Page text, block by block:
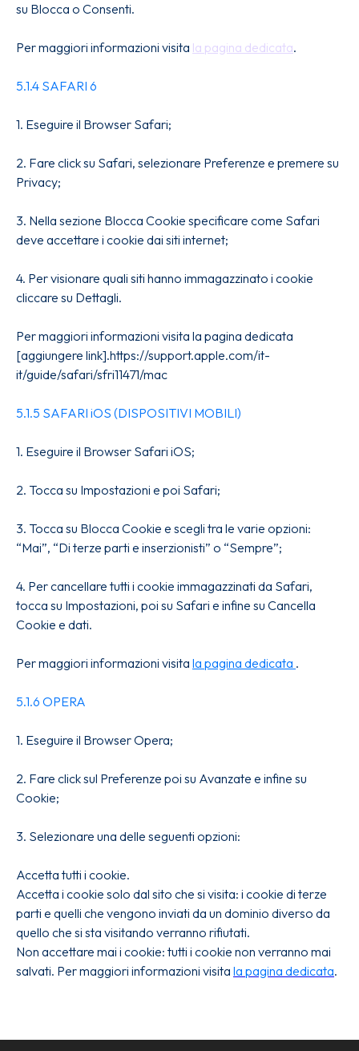
su Blocca o Consenti.
Per maggiori informazioni visita la pagina dedicata.
5.1.4 SAFARI 6
1. Eseguire il Browser Safari;
2. Fare click su Safari, selezionare Preferenze e premere su
Privacy;
3. Nella sezione Blocca Cookie specificare come Safari
deve accettare i cookie dai siti internet;
4. Per visionare quali siti hanno immagazzinato i cookie
cliccare su Dettagli.
Per maggiori informazioni visita la pagina dedicata
[aggiungere link].https://support.apple.com/it-
it/guide/safari/sfri11471/mac
5.1.5 SAFARI iOS (DISPOSITIVI MOBILI)
1. Eseguire il Browser Safari iOS;
2. Tocca su Impostazioni e poi Safari;
3. Tocca su Blocca Cookie e scegli tra le varie opzioni:
“Mai”, “Di terze parti e inserzionisti” o “Sempre”;
4. Per cancellare tutti i cookie immagazzinati da Safari,
tocca su Impostazioni, poi su Safari e infine su Cancella
Cookie e dati.
Per maggiori informazioni visita la pagina dedicata .
5.1.6 OPERA
1. Eseguire il Browser Opera;
2. Fare click sul Preferenze poi su Avanzate e infine su
Cookie;
3. Selezionare una delle seguenti opzioni:
Accetta tutti i cookie.
Accetta i cookie solo dal sito che si visita: i cookie di terze
parti e quelli che vengono inviati da un dominio diverso da
quello che si sta visitando verranno rifiutati.
Non accettare mai i cookie: tutti i cookie non verranno mai
salvati. Per maggiori informazioni visita la pagina dedicata.